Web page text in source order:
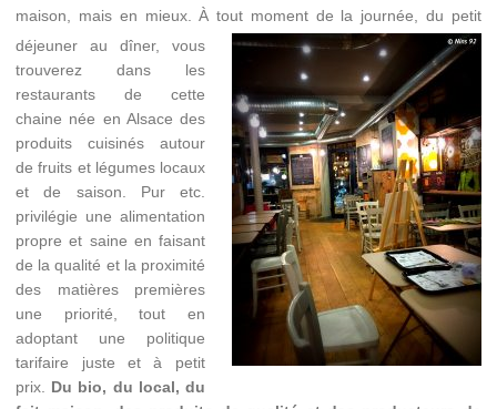
maison, mais en mieux. À tout moment de la journée, du petit
déjeuner au dîner, vous
trouverez dans les
restaurants de cette
chaine née en Alsace des
produits cuisinés autour
de fruits et légumes locaux
et de saison. Pur etc.
privilégie une alimentation
propre et saine en faisant
de la qualité et la proximité
des matières premières
une priorité, tout en
adoptant une politique
tarifaire juste et à petit
prix. Du bio, du local, du